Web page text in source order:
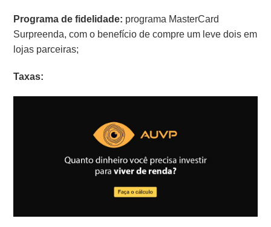
Programa de fidelidade: programa MasterCard
Surpreenda, com o benefício de compre um leve dois em
lojas parceiras;
Taxas: